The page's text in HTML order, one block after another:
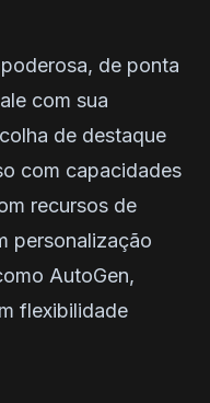
de ponta
com sua
de destaque
com capacidades
recursos de
personalização
AutoGen,
flexibilidade